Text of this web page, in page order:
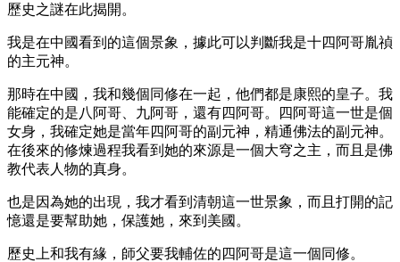
歷史之謎在此揭開。
我是在中國看到的這個景象，據此可以判斷我是十四阿哥胤禎
的主元神。
那時在中國，我和幾個同修在一起，他們都是康熙的皇子。我
能確定的是八阿哥、九阿哥，還有四阿哥。四阿哥這一世是個
女身，我確定她是當年四阿哥的副元神，精通佛法的副元神。
在後來的修煉過程我看到她的來源是一個大穹之主，而且是佛
教代表人物的真身。
也是因為她的出現，我才看到清朝這一世景象，而且打開的記
憶還是要幫助她，保護她，來到美國。
歷史上和我有緣，師父要我輔佐的四阿哥是這一個同修。